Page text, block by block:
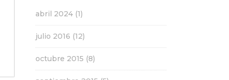
abril 2024 (1)
julio 2016 (12)
octubre 2015 (8)